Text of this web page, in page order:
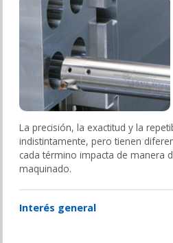
La precisión, la exactitud y la
indistintamente, pero tienen
cada término impacta de manera
maquinado.
Interés general